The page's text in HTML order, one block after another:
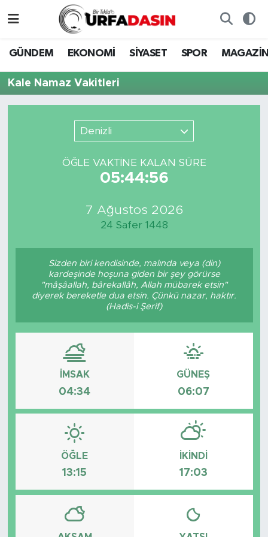
GÜNDEM EKONOMİ SİYASET SPOR
Kale Namaz Vakitleri
Denizli
ÖĞLE VAKTİNE KALAN SÜRE
05:44:56
7 Ağustos 2026
24 Safer 1448
Sizden biri kendisinde, malında veya (din)
kardeşinde hoşuna giden bir şey görürse
"mâşâallah, bârekallâh, Allah mübarek etsin"
diyerek bereketle dua etsin. Çünkü nazar, haktır.
(Hadis-i Şerif)
İMSAK
04:34
GÜNEŞ
06:07
ÖĞLE
13:15
İKINDI
17:03
SİYASET
MAGAZİN
OTOMOBİL
Gizlilik ve Güvenlik Politikası
İletişim
Nöbetçi Eczaneler
Hava Durumu
Namaz Vakitleri
Trafik Durumu
Süper Lig Puan Durumu ve Fikstür
Son Dakika Haberleri
Haber Arşivi